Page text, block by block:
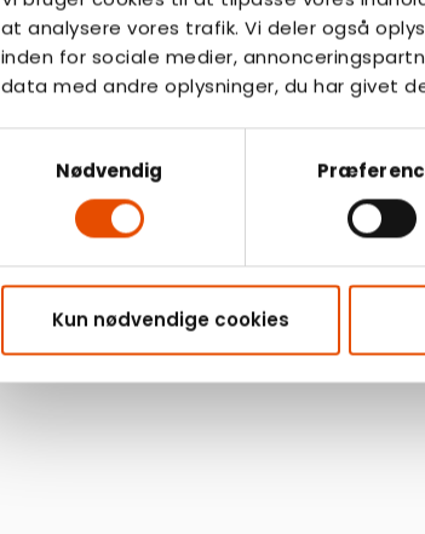
at analysere vores trafik. Vi deler også
inden for sociale medier,
data med andre oplysninger, du har givet
Nødvendig
Kun nødvendige cookies